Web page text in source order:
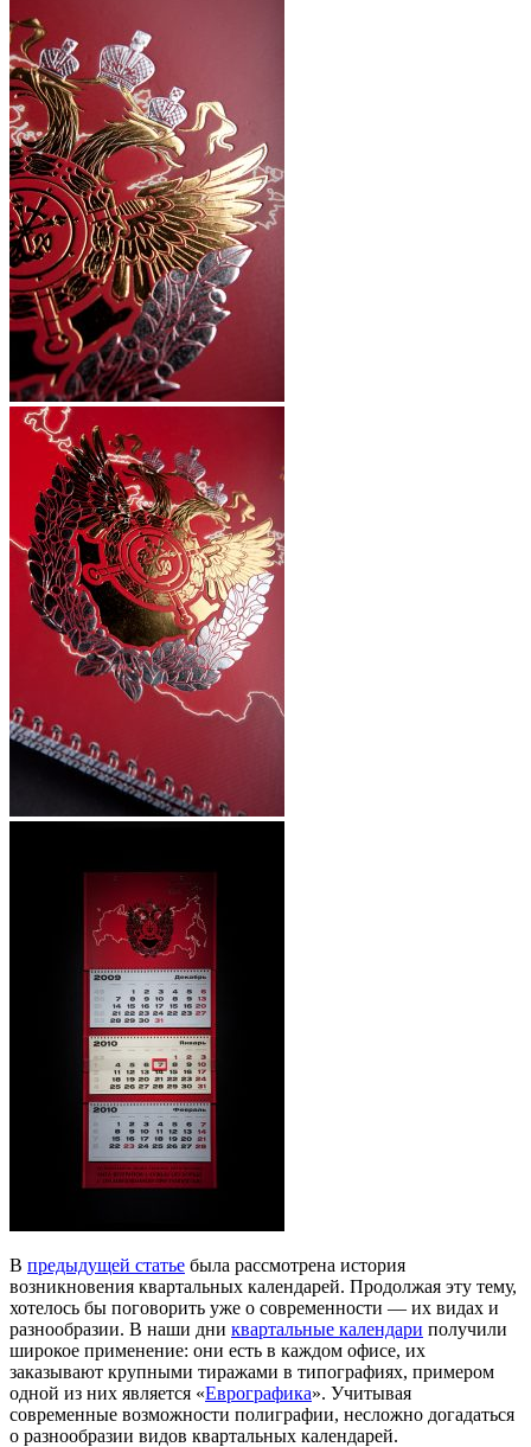
В предыдущей статье была рассмотрена история
возникновения квартальных календарей. Продолжая эту тему,
хотелось бы поговорить уже о современности — их видах и
разнообразии. В наши дни квартальные календари получили
широкое применение: они есть в каждом офисе, их
заказывают крупными тиражами в типографиях, примером
одной из них является «Еврографика». Учитывая
современные возможности полиграфии, несложно догадаться
о разнообразии видов квартальных календарей.